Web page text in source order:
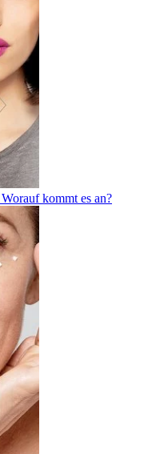
kommt es an?